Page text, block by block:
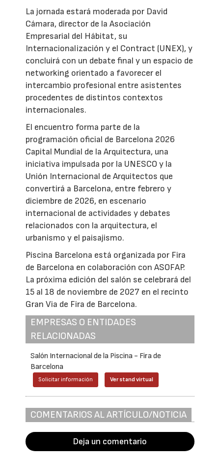
La jornada estará moderada por David
Cámara, director de la Asociación
Empresarial del Hábitat, su
Internacionalización y el Contract (UNEX), y
concluirá con un debate final y un espacio de
networking orientado a favorecer el
intercambio profesional entre asistentes
procedentes de distintos contextos
internacionales.
El encuentro forma parte de la
programación oficial de Barcelona 2026
Capital Mundial de la Arquitectura, una
iniciativa impulsada por la UNESCO y la
Unión Internacional de Arquitectos que
convertirá a Barcelona, entre febrero y
diciembre de 2026, en escenario
internacional de actividades y debates
relacionados con la arquitectura, el
urbanismo y el paisajismo.
Piscina Barcelona está organizada por Fira
de Barcelona en colaboración con ASOFAP.
La próxima edición del salón se celebrará del
15 al 18 de noviembre de 2027 en el recinto
Gran Via de Fira de Barcelona.
EMPRESAS O ENTIDADES
RELACIONADAS
Salón Internacional de la Piscina - Fira de
Barcelona
Solicitar información Ver stand virtual
COMENTARIOS AL ARTÍCULO/NOTICIA
Deja un comentario